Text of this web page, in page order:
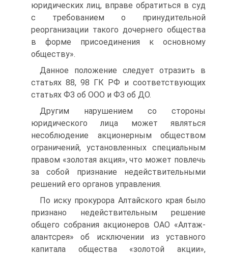
юридических лиц, вправе обратиться в суд
с требованием о принудительной
реорганизации такого дочернего общества
в форме присоединения к основному
обществу».
Данное положение следует отразить в
статьях 88, 98 ГК РФ и соответствующих
статьях ФЗ об ООО и ФЗ об ДО.
Другим нарушением со стороны
юридического лица может являться
несоблюдение акционерным обществом
ограничений, установленных специальным
правом «золотая акция», что может повлечь
за собой признание недействительными
решений его органов управления.
По иску прокурора Алтайского края было
признано недействительным решение
общего собрания акционеров ОАО «Алтаж-
алантсрея» об исключении из уставного
капитала общества «золотой акции»,